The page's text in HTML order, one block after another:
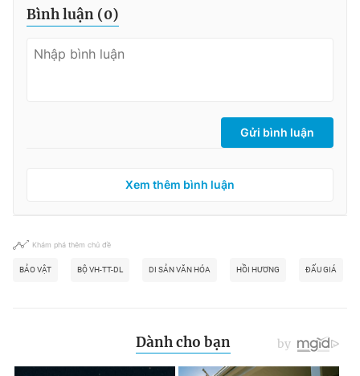
Bình luận (0)
Gửi bình luận
Xem thêm bình luận
Khám phá thêm chủ đề
BẢO VẬT BỘ VH-TT-DL DI SẢN VĂN HÓA HỒI HƯƠNG ĐẤU GIÁ